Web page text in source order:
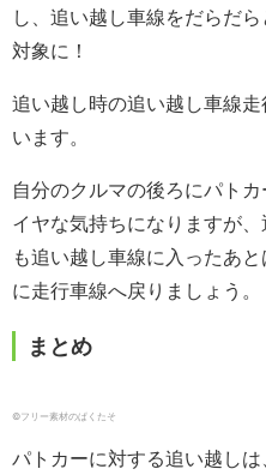
し、追い越し車線をだらだ
対象に！
追い越し時の追い越し車線
います。
自分のクルマの後ろにパト
イヤな気持ちになりますが
も追い越し車線に入ったあ
に走行車線へ戻りましょう。
まとめ
©フリー素材のぱくたそ
パトカーに対する追い越し